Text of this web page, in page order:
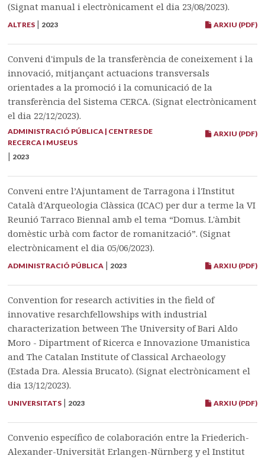
(Signat manual i electrònicament el dia 23/08/2023).
ARXIU (PDF)
ALTRES | 2023
Conveni d'impuls de la transferència de coneixement i la
innovació, mitjançant actuacions transversals
orientades a la promoció i la comunicació de la
transferència del Sistema CERCA. (Signat electrònicament
el dia 22/12/2023).
ARXIU (PDF)
ADMINISTRACIÓ PÚBLICA | CENTRES DE
RECERCA I MUSEUS
| 2023
Conveni entre l’Ajuntament de Tarragona i l'Institut
Català d'Arqueologia Clàssica (ICAC) per dur a terme la VI
Reunió Tarraco Biennal amb el tema “Domus. L'àmbit
domèstic urbà com factor de romanització”. (Signat
electrònicament el dia 05/06/2023).
ARXIU (PDF)
ADMINISTRACIÓ PÚBLICA | 2023
Convention for research activities in the field of
innovative resarchfellowships with industrial
characterization between The University of Bari Aldo
Moro - Dipartment of Ricerca e Innovazione Umanistica
and The Catalan Institute of Classical Archaeology
(Estada Dra. Alessia Brucato). (Signat electrònicament el
dia 13/12/2023).
ARXIU (PDF)
UNIVERSITATS | 2023
Convenio específico de colaboración entre la Friederich-
Alexander-Universität Erlangen-Nürnberg y el Institut